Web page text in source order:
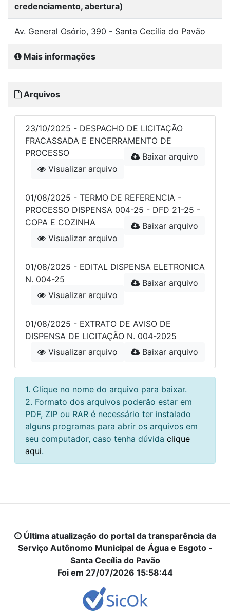
credenciamento, abertura)
Av. General Osório, 390 - Santa Cecília do Pavão
Mais informações
Arquivos
23/10/2025 - DESPACHO DE LICITAÇÃO
FRACASSADA E ENCERRAMENTO DE
PROCESSO
Baixar arquivo
Visualizar arquivo
01/08/2025 - TERMO DE REFERENCIA -
PROCESSO DISPENSA 004-25 - DFD 21-25 -
COPA E COZINHA
Baixar arquivo
Visualizar arquivo
01/08/2025 - EDITAL DISPENSA ELETRONICA
N. 004-25
Baixar arquivo
Visualizar arquivo
01/08/2025 - EXTRATO DE AVISO DE
DISPENSA DE LICITAÇÃO N. 004-2025
Baixar arquivo
Visualizar arquivo
1. Clique no nome do arquivo para baixar.
2. Formato dos arquivos poderão estar em
PDF, ZIP ou RAR é necessário ter instalado
alguns programas para abrir os arquivos em
seu computador, caso tenha dúvida clique
aqui.
Última atualização do portal da transparência da
Serviço Autônomo Municipal de Água e Esgoto -
Santa Cecília do Pavão
Foi em 27/07/2026 15:58:44